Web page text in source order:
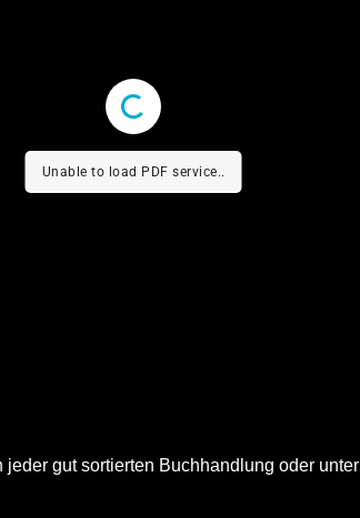
Unable to load PDF service..
jeder gut sortierten Buchhandlung oder unter